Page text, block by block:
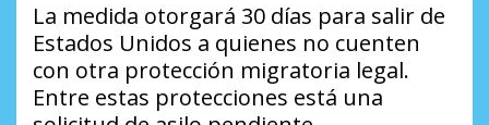
La medida otorgará 30 días para salir de
Estados Unidos a quienes no cuenten
con otra protección migratoria legal.
Entre estas protecciones está una